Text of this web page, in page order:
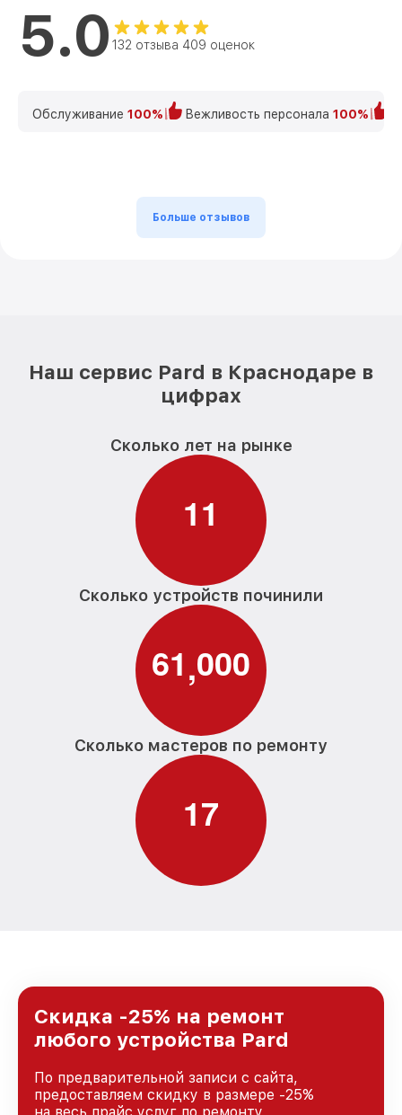
5.0 132 отзыва 409 оценок
Обслуживание 100% Вежливость персонала 100%
Больше отзывов
Наш сервис Pard в Краснодаре в
цифрах
Сколько лет на рынке
11
Сколько устройств починили
61,000
Сколько мастеров по ремонту
17
Скидка -25% на ремонт
любого устройства Pard
По предварительной записи с сайта,
предоставляем скидку в размере -25%